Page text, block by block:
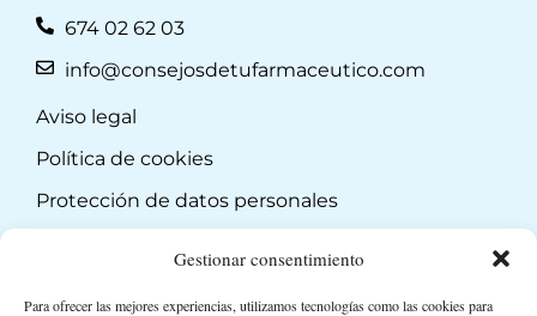
Gestionar consentimiento
Para ofrecer las mejores experiencias, utilizamos tecnologías como las cookies para
674 02 62 03
info@consejosdetufarmaceutico.com
Aviso legal
Política de cookies
Protección de datos personales